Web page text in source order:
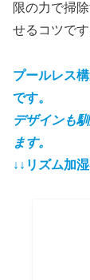
限の力で掃
せるコツです
プールレス
です。
デザインも
ます。
↓↓リズム加